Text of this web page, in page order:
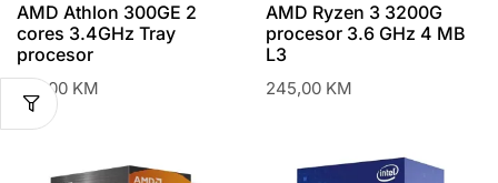
AMD Athlon 300GE 2
cores 3.4GHz Tray
procesor
199,00 KM
AMD Ryzen 3 3200G
procesor 3.6 GHz 4 MB
L3
245,00 KM